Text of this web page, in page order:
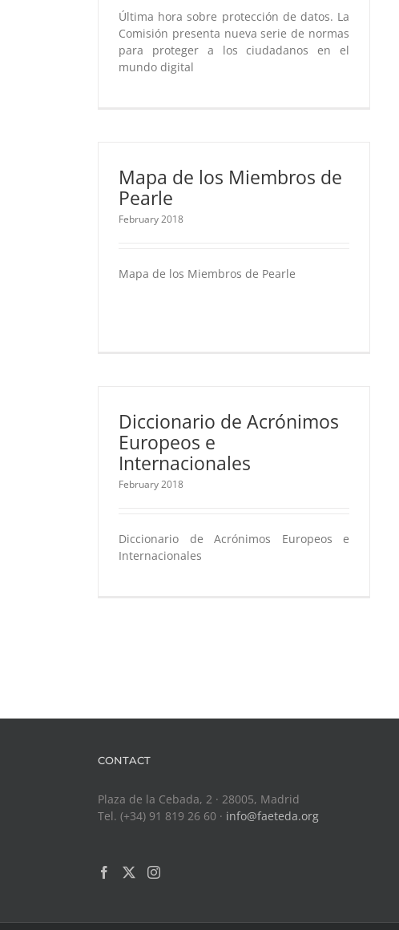
Última hora sobre protección de datos. La
Comisión presenta nueva serie de normas
para proteger a los ciudadanos en el
mundo digital
Mapa de los Miembros de
Pearle
February 2018
Mapa de los Miembros de Pearle
Diccionario de Acrónimos
Europeos e
Internacionales
February 2018
Diccionario de Acrónimos Europeos e
Internacionales
CONTACT
Plaza de la Cebada, 2 · 28005, Madrid
Tel. (+34) 91 819 26 60 · info@faeteda.org